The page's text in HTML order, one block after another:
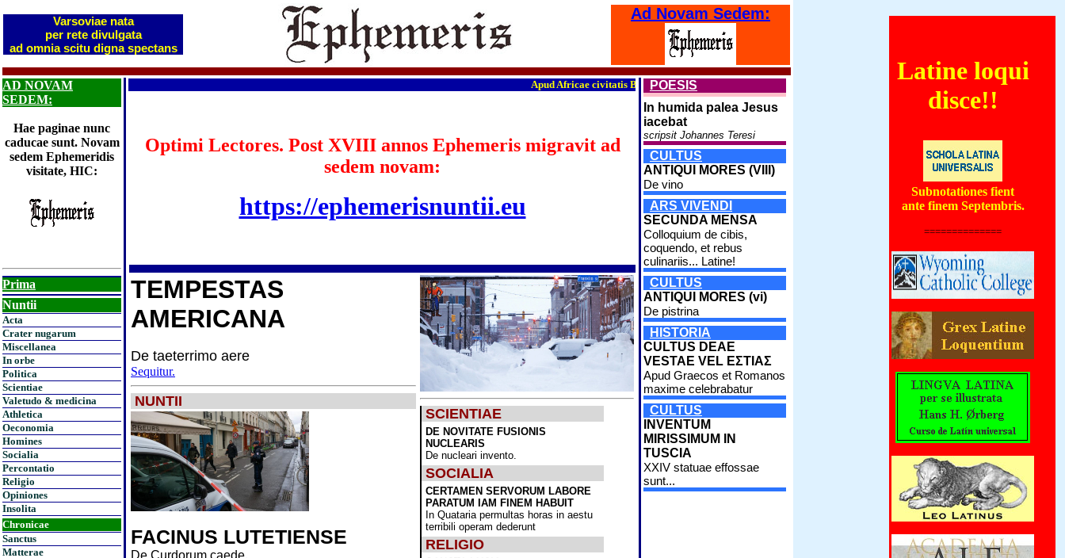
Varsoviae nata
per rete divulgata
ad omnia scitu digna spectans
Ad Novam Sedem:
AD NOVAM
SEDEM:
Hae paginae nunc
caducae sunt. Novam
sedem Ephemeridis
visitate, HIC:
Prima
Nuntii
Acta
Crater nugarum
Miscellanea
In orbe
Politica
Scientiae
Valetudo & medicina
Athletica
Oeconomia
Homines
Socialia
Percontatio
Religio
Opiniones
Insolita
Chronicae
Sanctus
Matterae
Apud Africae civitatis Burkina Faso fines orientales coenautocinetum quoddam forte globum ignivomum
Optimi Lectores. Post XVIII annos Ephemeris migravit ad
sedem novam:
https://ephemerisnuntii.eu
TEMPESTAS
AMERICANA
De taeterrimo aere
Sequitur.
NUNTII
FACINUS LUTETIENSE
De Curdorum caede.
SCIENTIAE
DE NOVITATE FUSIONIS
NUCLEARIS
De nucleari invento.
SOCIALIA
CERTAMEN SERVORUM LABORE
PARATUM IAM FINEM HABUIT
In Quataria permultas horas in aestu
terribili operam dederunt
RELIGIO
POESIS
In humida palea Jesus
iacebat
scripsit Johannes Teresi
CULTUS
ANTIQUI MORES (VIII)
De vino
ARS VIVENDI
SECUNDA MENSA
Colloquium de cibis,
coquendo, et rebus
culinariis... Latine!
CULTUS
ANTIQUI MORES (vi)
De pistrina
HISTORIA
CULTUS DEAE
VESTAE VEL ΕΣΤΙΑΣ
Apud Graecos et Romanos
maxime celebrabatur
CULTUS
INVENTUM
MIRISSIMUM IN
TUSCIA
XXIV statuae effossae
sunt...
Latine loqui
disce!!
Subnotationes fient
ante finem Septembris.
==============